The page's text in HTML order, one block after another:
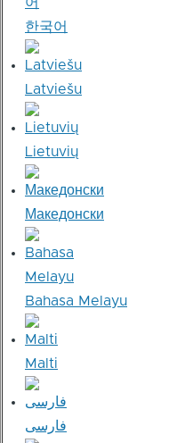
한국어
Latviešu
Lietuvių
Македонски
Bahasa Melayu
Malti
فارسی